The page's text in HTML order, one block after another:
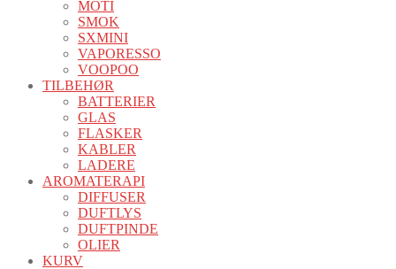
MOTI
SMOK
SXMINI
VAPORESSO
VOOPOO
TILBEHØR
BATTERIER
GLAS
FLASKER
KABLER
LADERE
AROMATERAPI
DIFFUSER
DUFTLYS
DUFTPINDE
OLIER
KURV